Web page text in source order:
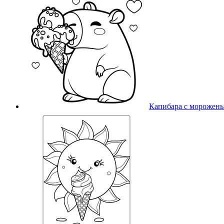
Капибара с